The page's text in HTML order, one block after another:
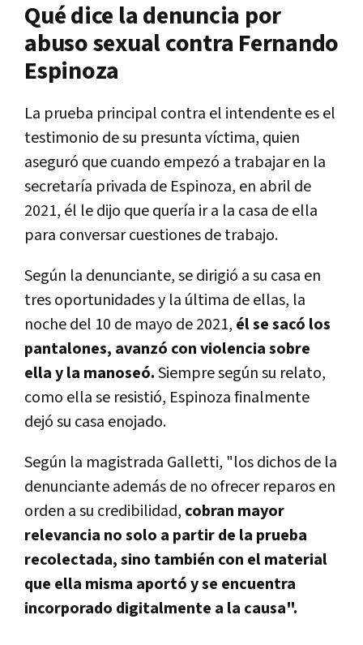
Qué dice la denuncia por
abuso sexual contra Fernando
Espinoza
La prueba principal contra el intendente es el
testimonio de su presunta víctima, quien
aseguró que cuando empezó a trabajar en la
secretaría privada de Espinoza, en abril de
2021, él le dijo que quería ir a la casa de ella
para conversar cuestiones de trabajo.
Según la denunciante, se dirigió a su casa en
tres oportunidades y la última de ellas, la
noche del 10 de mayo de 2021, él se sacó los
pantalones, avanzó con violencia sobre
ella y la manoseó.Siempre según su relato,
como ella se resistió, Espinoza finalmente
dejó su casa enojado.
Según la magistrada Galletti, "los dichos de la
denunciante además de no ofrecer reparos en
orden a su credibilidad, cobran mayor
relevancia no solo a partir de la prueba
recolectada, sino también con el material
que ella misma aportó y se encuentra
incorporado digitalmente a la causa".